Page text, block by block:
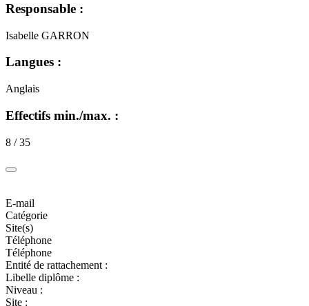
Responsable :
Isabelle GARRON
Langues :
Anglais
Effectifs min./max. :
8 / 35
E-mail
Catégorie
Site(s)
Téléphone
Téléphone
Entité de rattachement :
Libelle diplôme :
Niveau :
Site :